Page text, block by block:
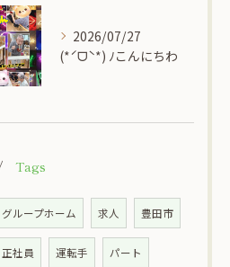
2026/07/27
(*ˊᗜˋ*) ﾉこんにちわ
Tags
グループホーム 求人 豊田市
正社員 運転手 パート